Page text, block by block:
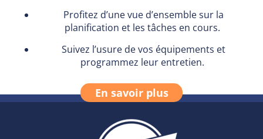
Profitez d’une vue d’ensemble sur la
planification et les tâches en cours.
Suivez l’usure de vos équipements et
programmez leur entretien.
En savoir plus